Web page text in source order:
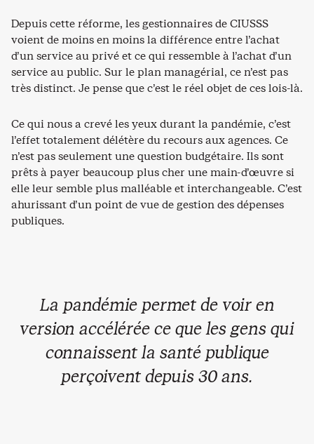
Depuis cette réforme, les gestionnaires de CIUSSS
voient de moins en moins la différence entre l’achat
d’un service au privé et ce qui ressemble à l’achat d’un
service au public. Sur le plan managérial, ce n’est pas
très distinct. Je pense que c’est le réel objet de ces lois-là.
Ce qui nous a crevé les yeux durant la pandémie, c’est
l’effet totalement délétère du recours aux agences. Ce
n’est pas seulement une question budgétaire. Ils sont
prêts à payer beaucoup plus cher une main-d’œuvre si
elle leur semble plus malléable et interchangeable. C’est
ahurissant d’un point de vue de gestion des dépenses
publiques.
La pandémie permet de voir en
version accélérée ce que les gens qui
connaissent la santé publique
perçoivent depuis 30 ans.